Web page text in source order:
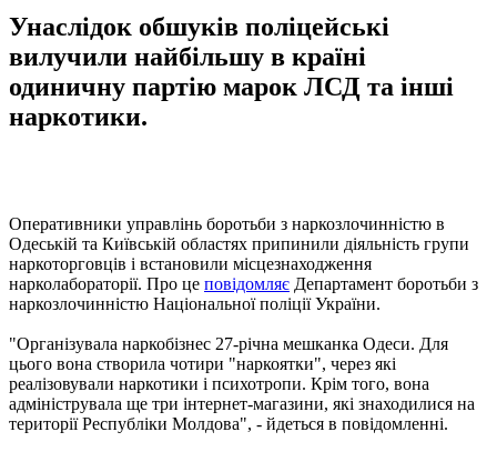
Унаслідок обшуків поліцейські
вилучили найбільшу в країні
одиничну партію марок ЛСД та інші
наркотики.
Оперативники управлінь боротьби з наркозлочинністю в
Одеській та Київській областях припинили діяльність групи
наркоторговців і встановили місцезнаходження
нарколабораторії. Про це повідомляє Департамент боротьби з
наркозлочинністю Національної поліції України.
"Організувала наркобізнес 27-річна мешканка Одеси. Для
цього вона створила чотири "наркоятки", через які
реалізовували наркотики і психотропи. Крім того, вона
адмініструвала ще три інтернет-магазини, які знаходилися на
території Республіки Молдова", - йдеться в повідомленні.